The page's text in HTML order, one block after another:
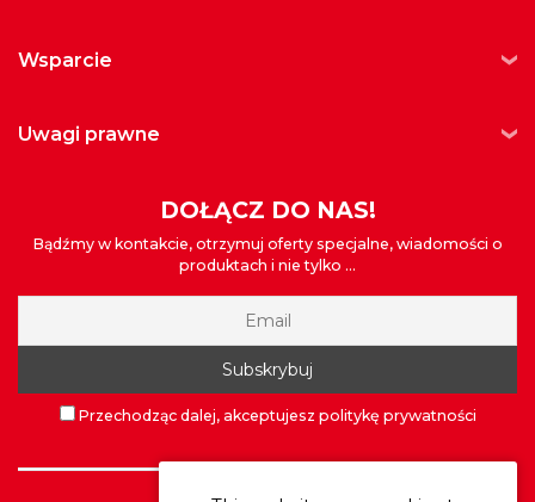
wsparcie
uwagi prawne
DOŁĄCZ DO NAS!
Bądźmy w kontakcie, otrzymuj oferty specjalne, wiadomości o
produktach i nie tylko ...
Przechodząc dalej, akceptujesz politykę prywatności